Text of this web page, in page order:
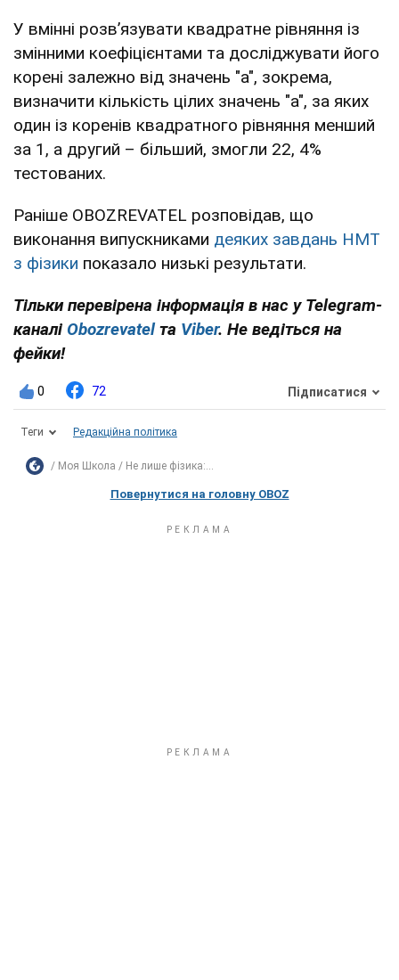
У вмінні розв’язувати квадратне рівняння із
змінними коефіцієнтами та досліджувати його
корені залежно від значень "а", зокрема,
визначити кількість цілих значень "а", за яких
один із коренів квадратного рівняння менший
за 1, а другий – більший, змогли 22, 4%
тестованих.
Раніше OBOZREVATEL розповідав, що
виконання випускниками деяких завдань НМТ
з фізики показало низькі результати.
Тільки перевірена інформація в нас у Telegram-
каналі Obozrevatelта Viber. Не ведіться на
фейки!
0 72 Підписатися
Теги Редакційна політика
Моя Школа Не лише фізика:...
Повернутися на головну OBOZ